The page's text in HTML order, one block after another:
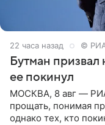
22 часа назад ©
Бутман призвал
ее покинул
МОСКВА, 8 авг —
прощать, понимая
однако тех, кто